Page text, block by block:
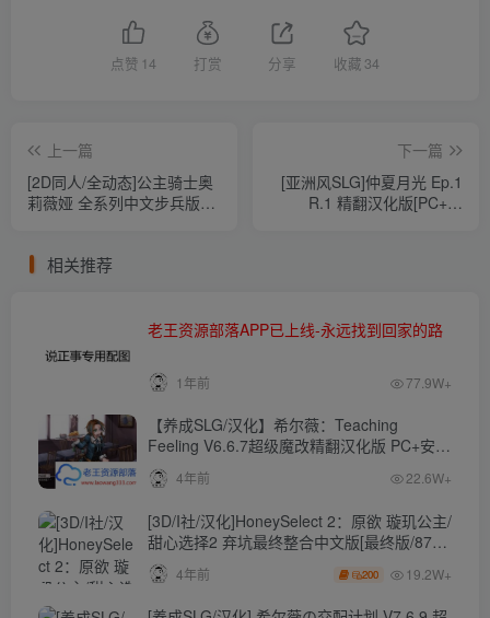
点赞 14 打赏 分享 收藏 34
上一篇
[2D同人/全动态]公主骑士奥
莉薇娅 全系列中文步兵版
下一篇
[亚洲风SLG]仲夏月光 Ep.1
R.1 精翻汉化版[PC+安
相关推荐
老王资源部落APP已上线-永远找到回家的路
1年前 77.9W+
【养成SLG/汉化】希尔薇：Teaching
Feeling V6.6.7超级魔改精翻汉化版 PC+安卓
【4.3G】
4年前 22.6W+
[3D/I社/汉化]HoneySelect 2：原欲 璇玑公主/
甜心选择2 弃坑最终整合中文版[最终版/87G/
秒传]
4年前 200 19.2W+